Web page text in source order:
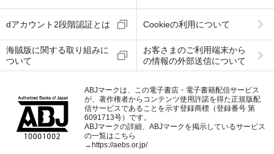
dアカウント2段階認証とは Cookieの利用について
海賊版に関する取り組みに
ついて
お客さまのご利用端末から
の情報の外部送信について
ABJマークは、この電子書店・電子書籍配信サービス
が、著作権者からコンテンツ使用許諾を得た正規版配
信サービスであることを示す登録商標（登録番号 第
6091713号）です。
ABJマークの詳細、ABJマークを掲示しているサービス
の一覧はこちら
→ https://aebs.or.jp/